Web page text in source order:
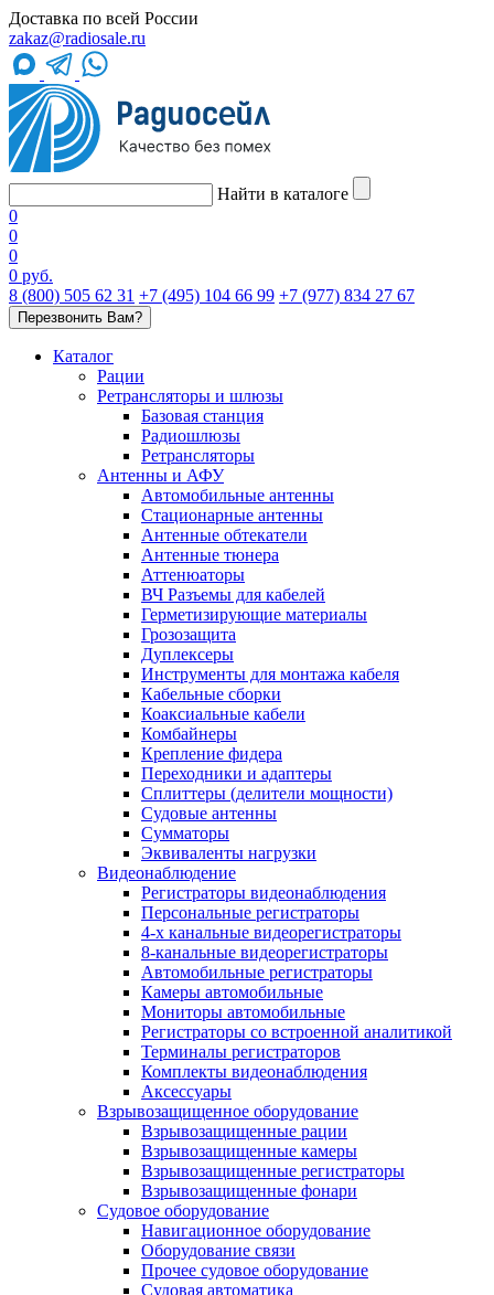
Доставка по всей России
zakaz@radiosale.ru
Найти в каталоге
0
0
0
0 руб.
8 (800) 505 62 31 +7 (495) 104 66 99 +7 (977) 834 27 67
Перезвонить Вам?
Каталог
Рации
Ретрансляторы и шлюзы
Базовая станция
Радиошлюзы
Ретрансляторы
Антенны и АФУ
Автомобильные антенны
Стационарные антенны
Антенные обтекатели
Антенные тюнера
Аттенюаторы
ВЧ Разъемы для кабелей
Герметизирующие материалы
Грозозащита
Дуплексеры
Инструменты для монтажа кабеля
Кабельные сборки
Коаксиальные кабели
Комбайнеры
Крепление фидера
Переходники и адаптеры
Сплиттеры (делители мощности)
Судовые антенны
Сумматоры
Эквиваленты нагрузки
Видеонаблюдение
Регистраторы видеонаблюдения
Персональные регистраторы
4-х канальные видеорегистраторы
8-канальные видеорегистраторы
Автомобильные регистраторы
Камеры автомобильные
Мониторы автомобильные
Регистраторы со встроенной аналитикой
Терминалы регистраторов
Комплекты видеонаблюдения
Аксессуары
Взрывозащищенное оборудование
Взрывозащищенные рации
Взрывозащищенные камеры
Взрывозащищенные регистраторы
Взрывозащищенные фонари
Судовое оборудование
Навигационное оборудование
Оборудование связи
Прочее судовое оборудование
Судовая автоматика